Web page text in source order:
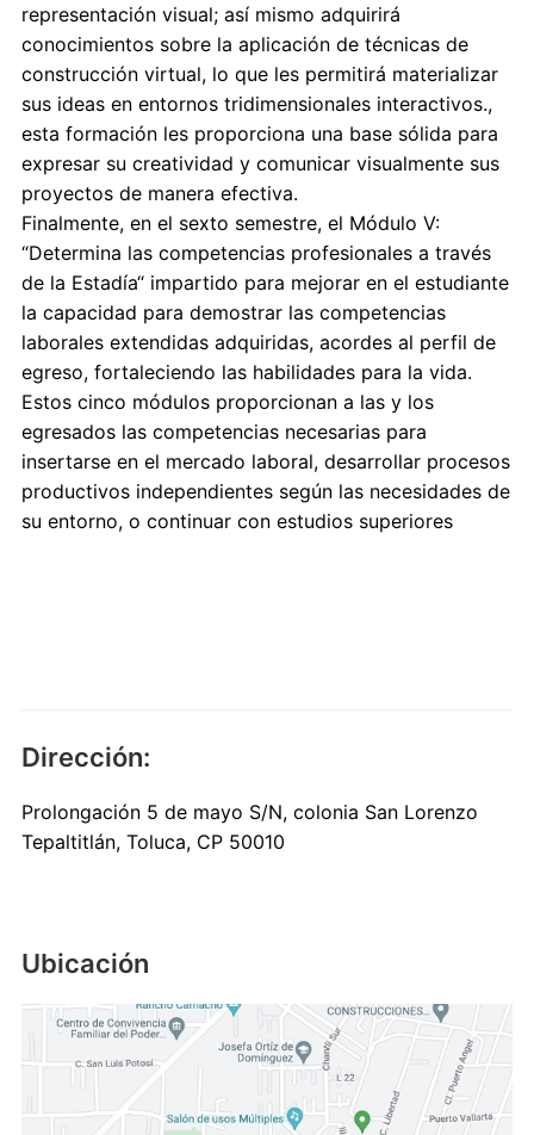
representación visual; así mismo adquirirá
conocimientos sobre la aplicación de técnicas de
construcción virtual, lo que les permitirá materializar
sus ideas en entornos tridimensionales interactivos.,
esta formación les proporciona una base sólida para
expresar su creatividad y comunicar visualmente sus
proyectos de manera efectiva.
Finalmente, en el sexto semestre, el Módulo V:
“Determina las competencias profesionales a través
de la Estadía“ impartido para mejorar en el estudiante
la capacidad para demostrar las competencias
laborales extendidas adquiridas, acordes al perfil de
egreso, fortaleciendo las habilidades para la vida.
Estos cinco módulos proporcionan a las y los
egresados las competencias necesarias para
insertarse en el mercado laboral, desarrollar procesos
productivos independientes según las necesidades de
su entorno, o continuar con estudios superiores
Dirección:
Prolongación 5 de mayo S/N, colonia San Lorenzo
Tepaltitlán, Toluca, CP 50010
Ubicación